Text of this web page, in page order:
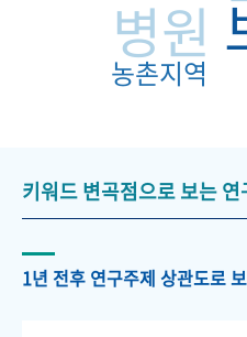
병원
농촌지역
키워드 변곡점으로 보는 연
1년 전후 연구주제 상관도로